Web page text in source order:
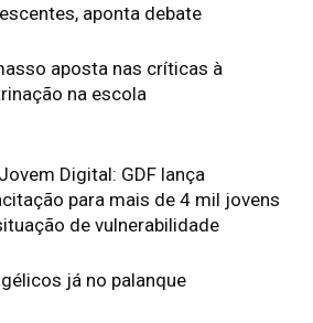
aponta debate
aposta nas críticas à
na escola
Digital: GDF lança
para mais de 4 mil jovens
de vulnerabilidade
já no palanque